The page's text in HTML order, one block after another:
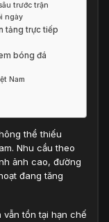
trước trận
ngày
tảng trực tiếp
bóng đá
Nam
thể thiếu
Nhu cầu theo
ảnh cao, đường
đang tăng
tồn tại hạn chế